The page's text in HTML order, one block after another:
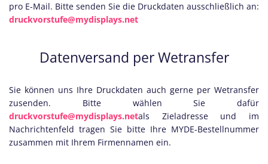
pro E-Mail. Bitte senden Sie die Druckdaten ausschließlich an:
druckvorstufe@mydisplays.net
Datenversand per Wetransfer
Sie können uns Ihre Druckdaten auch gerne per Wetransfer
zusenden. Bitte wählen Sie dafür
druckvorstufe@mydisplays.netals Zieladresse und im
Nachrichtenfeld tragen Sie bitte Ihre MYDE-Bestellnummer
zusammen mit Ihrem Firmennamen ein.